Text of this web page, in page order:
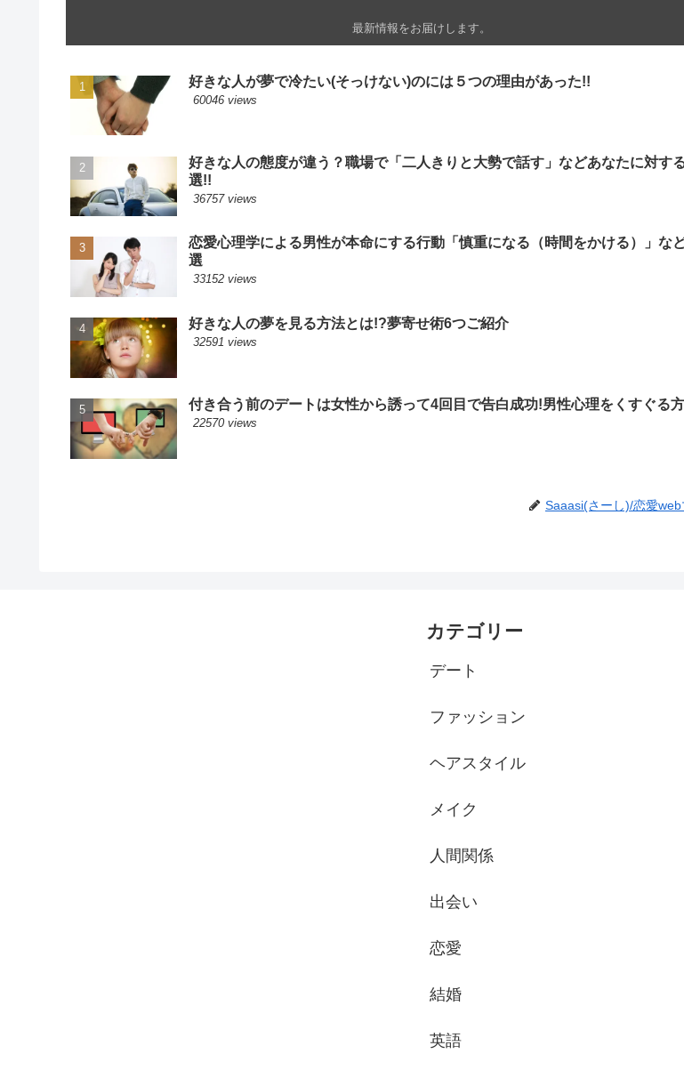
最新情報をお届けします。
好きな人が夢で冷たい(そっけない)のには５つの理由があった!!
60046 views
好きな人の態度が違う？職場で「二人きりと大勢で話す」などあなたに対す
選!!
36757 views
恋愛心理学による男性が本命にする行動「慎重になる（時間をかける）」な
選
33152 views
好きな人の夢を見る方法とは!?夢寄せ術6つご紹介
32591 views
付き合う前のデートは女性から誘って4回目で告白成功!男性心理をくすぐる
22570 views
Saaasi(さーし)/恋愛
カテゴリー
デート
ファッション
ヘアスタイル
メイク
人間関係
出会い
恋愛
結婚
英語